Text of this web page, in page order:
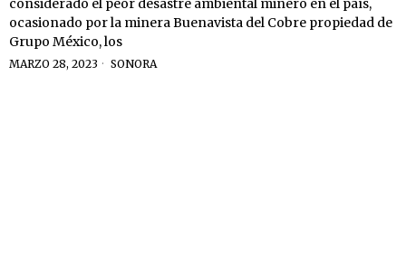
considerado el peor desastre ambiental minero en el país,
ocasionado por la minera Buenavista del Cobre propiedad de
Grupo México, los
MARZO 28, 2023 SONORA